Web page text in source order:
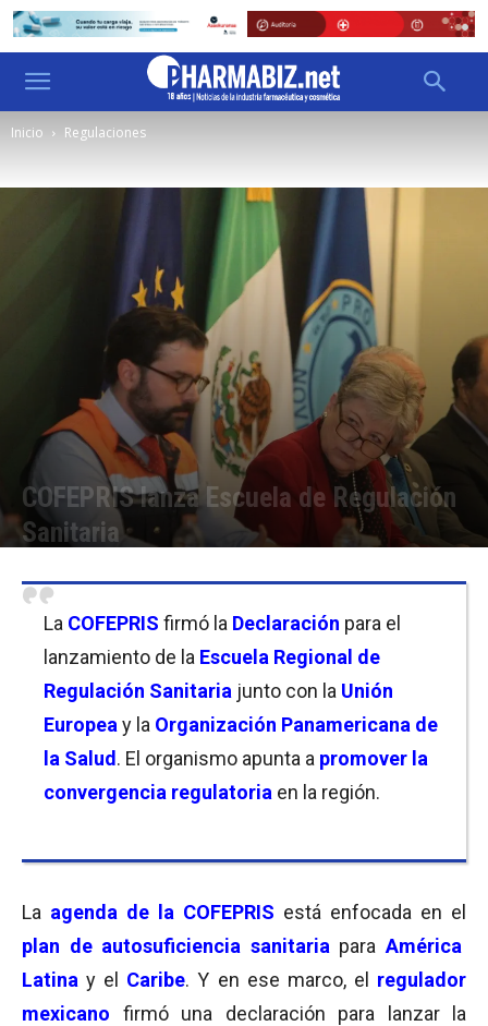
Inicio Regulaciones
COFEPRIS lanza Escuela de Regulación
Sanitaria
La COFEPRIS firmó la Declaración para el
lanzamiento de la Escuela Regional de
Regulación Sanitaria junto con la Unión
Europea y la Organización Panamericana de
la Salud . El organismo apunta a promover la
convergencia regulatoria en la región.
La agenda de la COFEPRIS está enfocada en el
plan de autosuficiencia sanitaria para América
Latina y el Caribe. Y en ese marco, el regulador
mexicano firmó una declaración para lanzar la